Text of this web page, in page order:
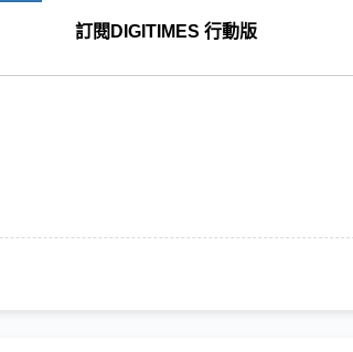
訂閱DIGITIMES 行動版